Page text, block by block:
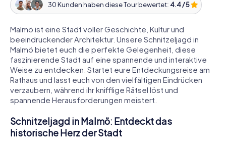
30 Kunden haben diese Tour bewertet: 4.4 / 5
Malmö ist eine Stadt voller Geschichte, Kultur und
beeindruckender Architektur. Unsere Schnitzeljagd in
Malmö bietet euch die perfekte Gelegenheit, diese
faszinierende Stadt auf eine spannende und interaktive
Weise zu entdecken. Startet eure Entdeckungsreise am
Rathaus und lasst euch von den vielfältigen Eindrücken
verzaubern, während ihr knifflige Rätsel löst und
spannende Herausforderungen meistert.
Schnitzeljagd in Malmö: Entdeckt das
historische Herz der Stadt